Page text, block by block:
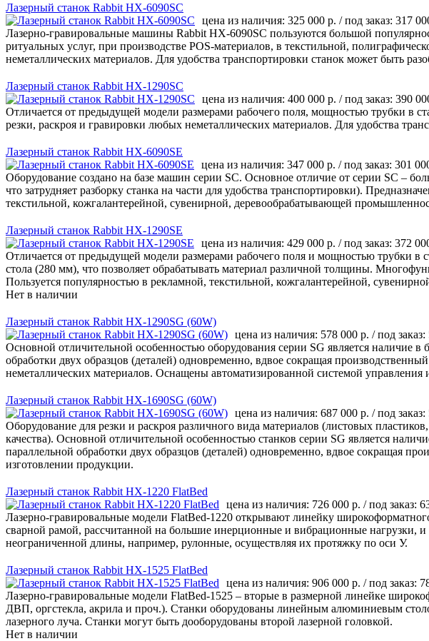
Лазерный станок Rabbit HX-6090SC
цена из наличия: 325 000 р. / под заказ: 317
Лазерно-гравировальные машины Rabbit HX-6090SC пользуются большой
ритуальных услуг, при производстве POS-материалов, в текстильной,
неметаллических материалов. Для удобства транспортировки станок может быть
Лазерный станок Rabbit НХ-1290SC
цена из наличия: 400 000 р. / под заказ: 390
Отличается от предыдущей модели размерами рабочего поля, мощностью трубки в
резки, раскроя и гравировки любых неметаллических материалов. Для удобства
Лазерный станок Rabbit HX-6090SE
цена из наличия: 347 000 р. / под заказ: 301
Оборудование создано на базе машин серии SC. Основное отличие от серии SC –
что затрудняет разборку станка на части для удобства транспортировки).
текстильной, кожгалантерейной, сувенирной, деревообрабатывающей
Лазерный станок Rabbit HX-1290SE
цена из наличия: 429 000 р. / под заказ: 372
Отличается от предыдущей модели размерами рабочего поля и мощностью трубки
стола (280 мм), что позволяет обрабатывать материал различной толщины.
Пользуется популярностью в рекламной, текстильной, кожгалантерейной,
Нет в наличии
Лазерный станок Rabbit HX-1290SG (60W)
цена из наличия: 578 000 р. / под заказ:
Основной отличительной особенностью оборудования серии SG является наличие
обработки двух образцов (деталей) одновременно, вдвое сокращая
неметаллических материалов. Оснащены автоматизированной системой
Лазерный станок Rabbit HX-1690SG (60W)
цена из наличия: 687 000 р. / под заказ:
Оборудование для резки и раскроя различного вида материалов (листовых
качества). Основной отличительной особенностью станков серии SG является
параллельной обработки двух образцов (деталей) одновременно, вдвое сокращая
изготовлении продукции.
Лазерный станок Rabbit HX-1220 FlatBed
цена из наличия: 726 000 р. / под заказ:
Лазерно-гравировальные модели FlatBed-1220 открывают линейку
сварной рамой, рассчитанной на большие инерционные и вибрационные нагрузки,
неограниченной длины, например, рулонные, осуществляя их протяжку по оси У.
Лазерный станок Rabbit НХ-1525 FlatBed
цена из наличия: 906 000 р. / под заказ:
Лазерно-гравировальные модели FlatBed-1525 – вторые в размерной линейке
ДВП, оргстекла, акрила и проч.). Станки оборудованы линейным алюминиевым
лазерного луча. Станки могут быть дооборудованы второй лазерной головкой.
Нет в наличии